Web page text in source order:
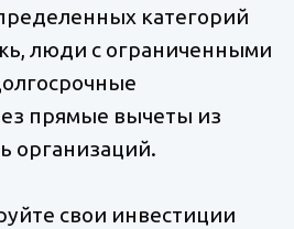
категорий
люди с ограниченными
прямые вычеты из
организаций.
свои инвестиции